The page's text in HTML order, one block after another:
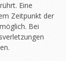
Eine
Zeitpunkt der
Bei